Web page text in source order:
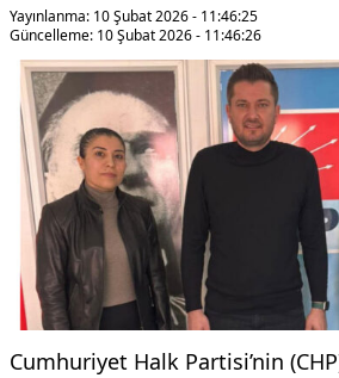
Yayınlanma: 10 Şubat 2026 - 11:46:25
Güncelleme: 10 Şubat 2026 - 11:46:26
Cumhuriyet Halk Partisi’nin